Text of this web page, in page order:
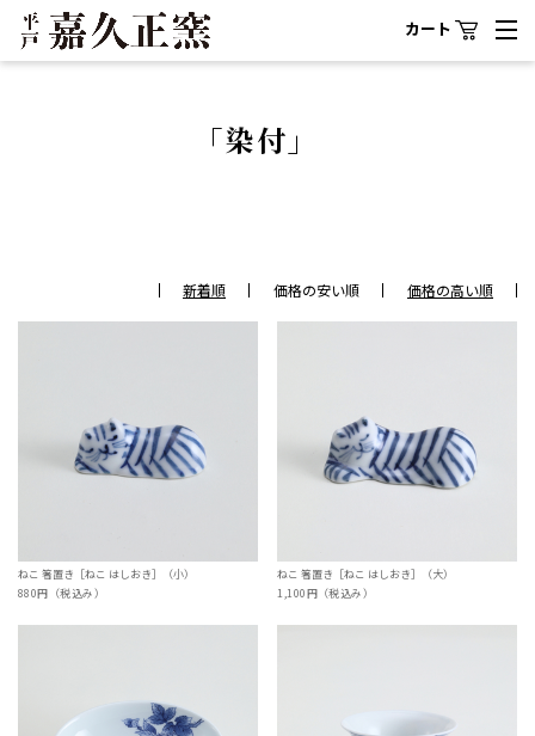
カート
「染付」
新着順 価格の安い順 価格の高い順
ねこ 箸置き［ねこ はしおき］（小）
880円（税込み）
ねこ 箸置き［ねこ はしおき］（大）
1,100円（税込み）